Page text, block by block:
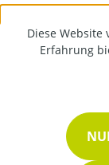
Diese Website
Erfahrung